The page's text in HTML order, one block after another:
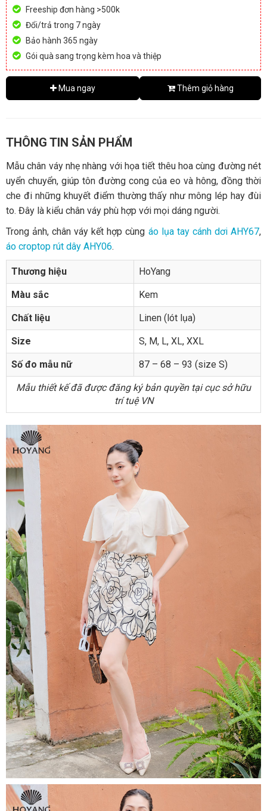
Freeship đơn hàng >500k
Đổi/trả trong 7 ngày
Bảo hành 365 ngày
Gói quà sang trọng kèm hoa và thiệp
Mua ngay Thêm giỏ hàng
THÔNG TIN SẢN PHẨM
Mẫu chân váy nhẹ nhàng với họa tiết thêu hoa cùng đường nét
uyển chuyển, giúp tôn đường cong của eo và hông, đồng thời
che đi những khuyết điểm thường thấy như mông lép hay đùi
to. Đây là kiểu chân váy phù hợp với mọi dáng người.
Trong ảnh, chân váy kết hợp cùng áo lụa tay cánh dơi AHY67,
áo croptop rút dây AHY06.
Thương hiệu HoYang
Màu sắc Kem
Chất liệu Linen (lót lụa)
Size S, M, L, XL, XXL
Số đo mẫu nữ 87 – 68 – 93 (size S)
Mẫu thiết kế đã được đăng ký bản quyền tại cục sở hữu
trí tuệ VN